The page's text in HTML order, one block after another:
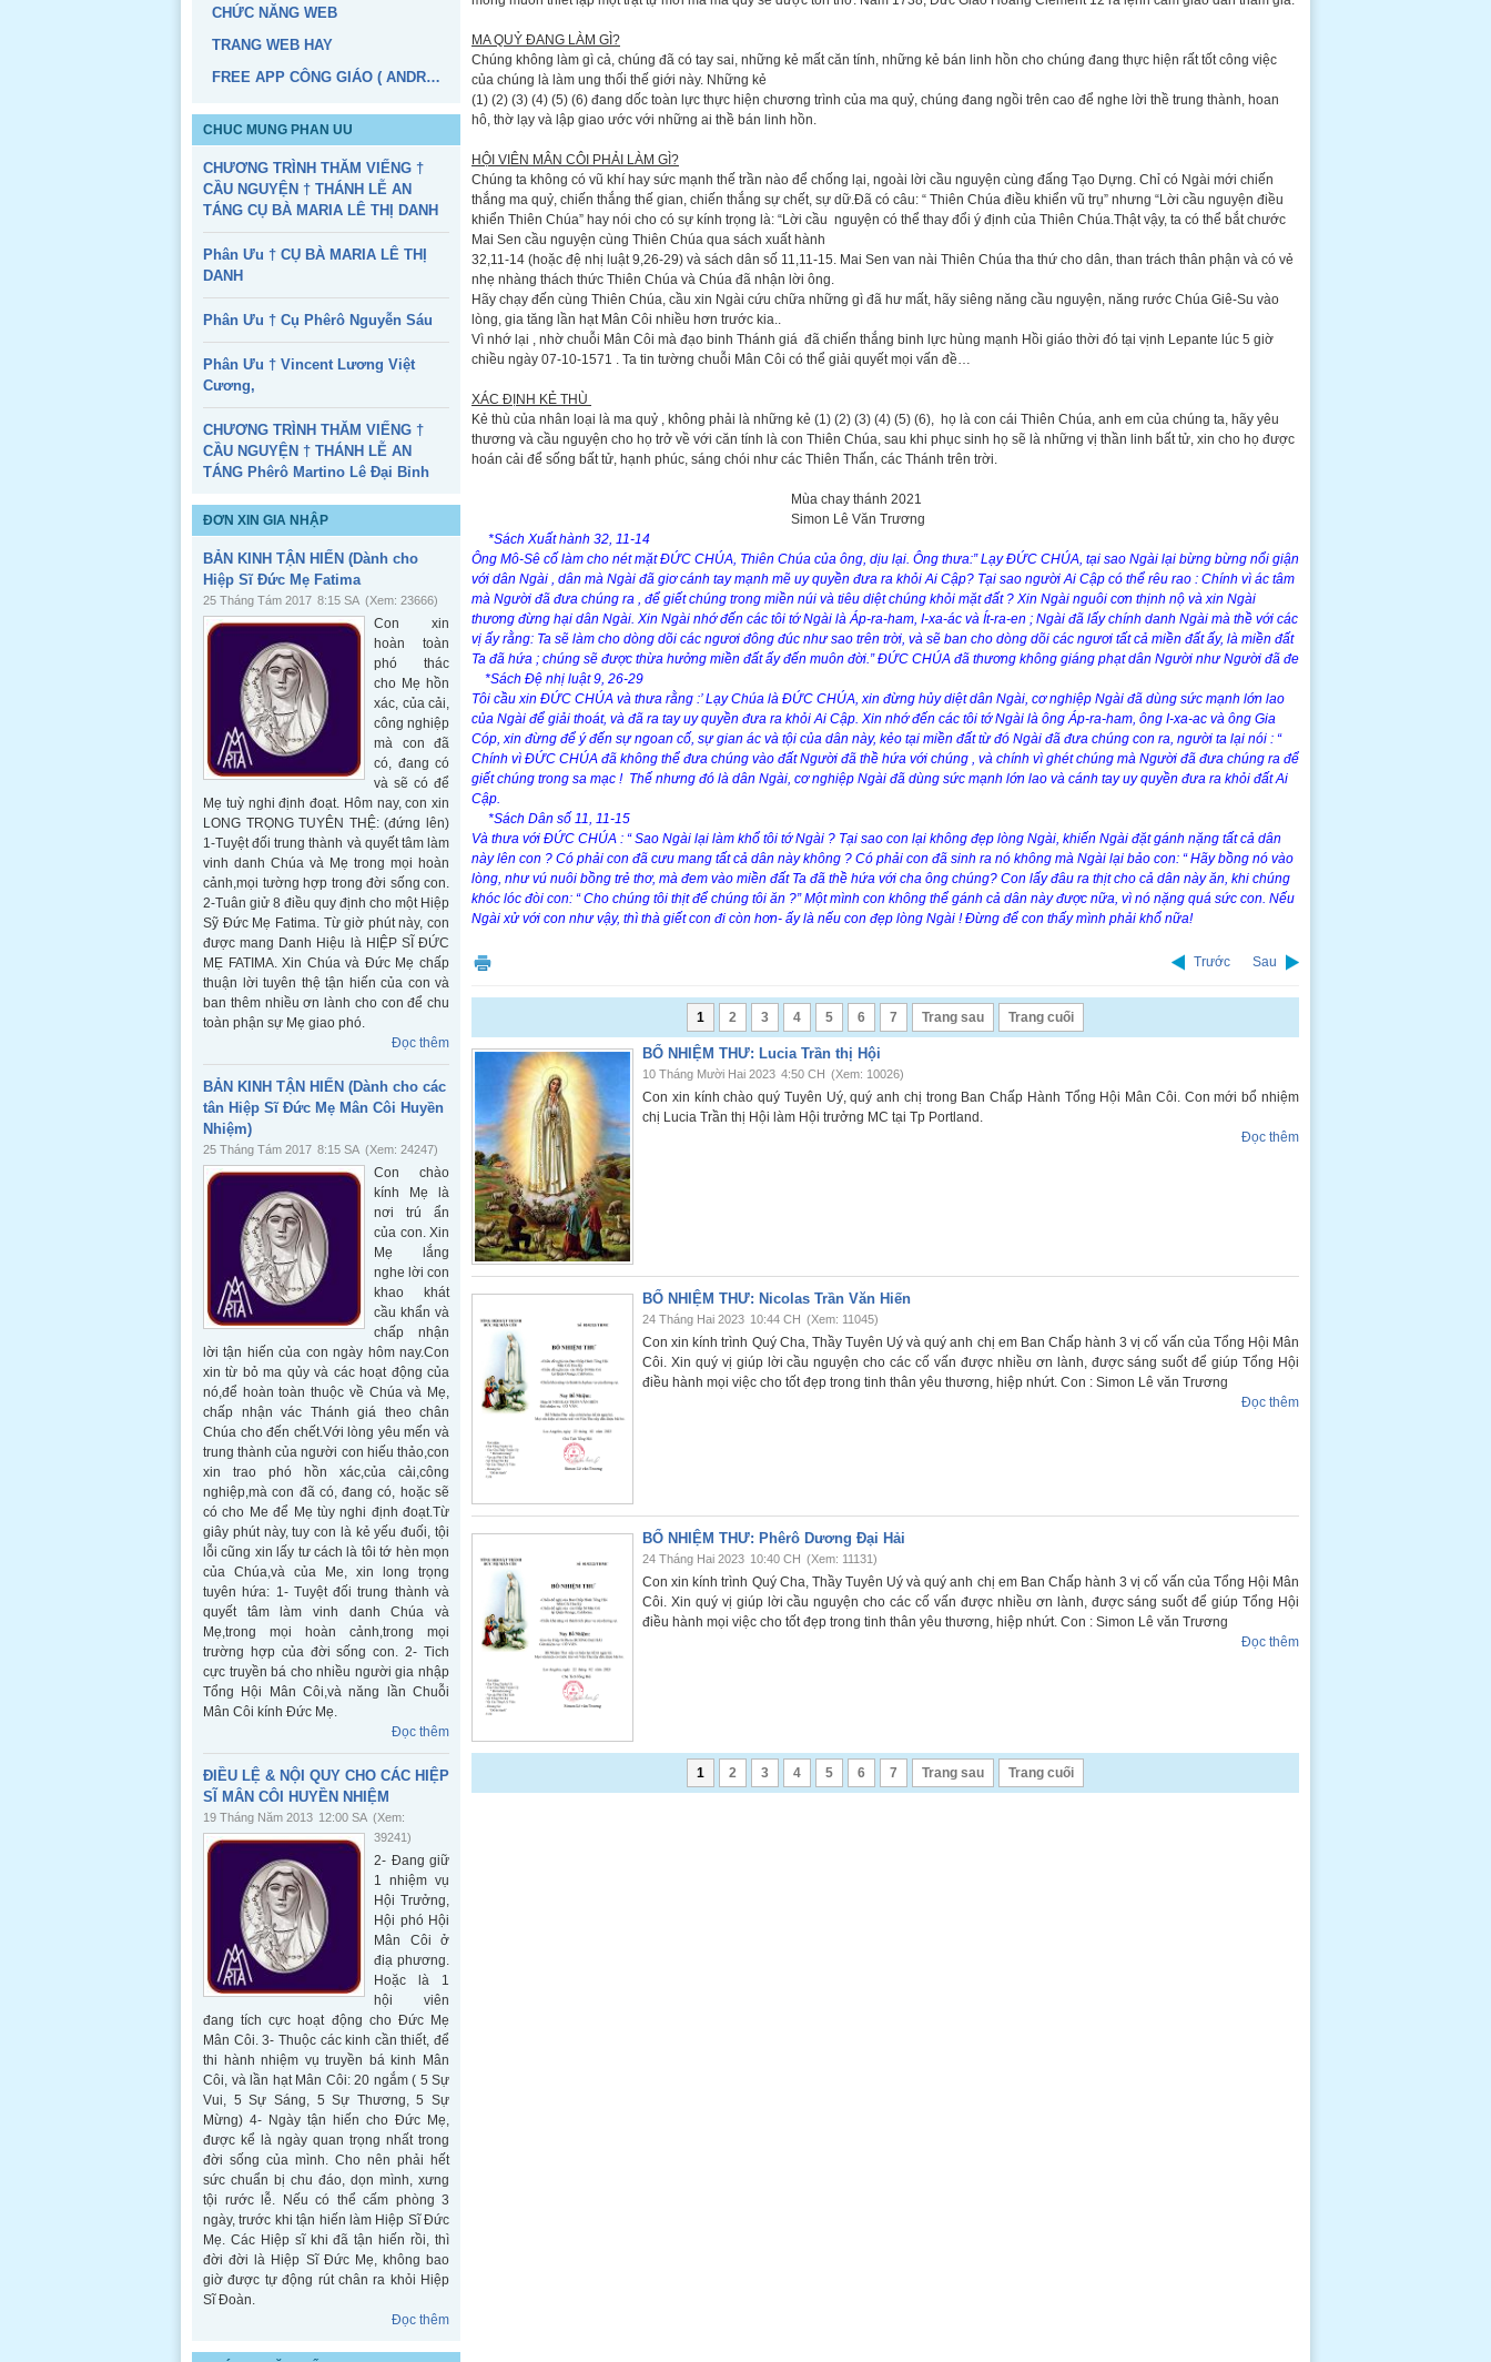
CHỨC NĂNG WEB
TRANG WEB HAY
FREE APP CÔNG GIÁO ( ANDROID, IOS)
CHUC MUNG PHAN UU
CHƯƠNG TRÌNH THĂM VIẾNG †
CẦU NGUYỆN † THÁNH LỄ AN
TÁNG CỤ BÀ MARIA LÊ THỊ DANH
Phân Ưu † CỤ BÀ MARIA LÊ THỊ
DANH
Phân Ưu † Cụ Phêrô Nguyễn Sáu
Phân Ưu † Vincent Lương Việt
Cương,
CHƯƠNG TRÌNH THĂM VIẾNG †
CẦU NGUYỆN † THÁNH LỄ AN
TÁNG Phêrô Martino Lê Đại Bỉnh
ĐƠN XIN GIA NHẬP
BẢN KINH TẬN HIẾN (Dành cho
Hiệp Sĩ Đức Mẹ Fatima
25 Tháng Tám 2017 8:15 SA (Xem: 23666)
Con xin
hoàn toàn
phó thác
cho Mẹ hồn
xác, của cải,
công nghiệp
mà con đã
có, đang có
và sẽ có để
Mẹ tuỳ nghi định đoạt. Hôm nay, con xin
LONG TRỌNG TUYÊN THỆ: (đứng lên)
1-Tuyệt đối trung thành và quyết tâm làm
vinh danh Chúa và Mẹ trong mọi hoàn
cảnh,mọi tường hợp trong đời sống con.
2-Tuân giử 8 điều quy định cho một Hiệp
Sỹ Đức Mẹ Fatima. Từ giờ phút này, con
được mang Danh Hiệu là HIỆP SĨ ĐỨC
MẸ FATIMA. Xin Chúa và Đức Mẹ chấp
thuận lời tuyên thệ tận hiến của con và
ban thêm nhiều ơn lành cho con để chu
toàn phận sự Mẹ giao phó.
Đọc thêm
BẢN KINH TẬN HIẾN (Dành cho các
tân Hiệp Sĩ Đức Mẹ Mân Côi Huyền
Nhiệm)
25 Tháng Tám 2017 8:15 SA (Xem: 24247)
Con chào
kính Mẹ là
nơi trú ẩn
của con. Xin
Mẹ lắng
nghe lời con
khao khát
cầu khẩn và
chấp nhận
lời tận hiến của con ngày hôm nay.Con
xin từ bỏ ma qủy và các hoạt động của
nó,để hoàn toàn thuộc về Chúa và Mẹ,
chấp nhận vác Thánh giá theo chân
Chúa cho đến chết.Với lòng yêu mến và
trung thành của người con hiếu thảo,con
xin trao phó hồn xác,của cải,công
nghiệp,mà con đã có, đang có, hoặc sẽ
có cho Me để Mẹ tùy nghi định đoạt.Từ
giây phút này, tuy con là kẻ yếu đuối, tội
lỗi cũng xin lấy tư cách là tôi tớ hèn mọn
của Chúa,và của Me, xin long trọng
tuyên hứa: 1- Tuyệt đối trung thành và
quyết tâm làm vinh danh Chúa và
Mẹ,trong mọi hoàn cảnh,trong mọi
trường hợp của đời sống con. 2- Tich
cực truyền bá cho nhiều người gia nhập
Tổng Hội Mân Côi,và năng lần Chuỗi
Mân Côi kính Đức Mẹ.
Đọc thêm
ĐIỀU LỆ & NỘI QUY CHO CÁC HIỆP
SĨ MÂN CÔI HUYỀN NHIỆM
19 Tháng Năm 2013 12:00 SA (Xem:
39241)
2- Đang giữ
1 nhiệm vụ
Hội Trưởng,
Hội phó Hội
Mân Côi ở
điạ phương.
Hoặc là 1
hội viên
đang tích cực hoạt động cho Đức Mẹ
Mân Côi. 3- Thuộc các kinh cần thiết, để
thi hành nhiệm vụ truyền bá kinh Mân
Côi, và lần hạt Mân Côi: 20 ngắm ( 5 Sự
Vui, 5 Sự Sáng, 5 Sự Thương, 5 Sự
Mừng) 4- Ngày tận hiến cho Đức Mẹ,
được kể là ngày quan trọng nhất trong
đời sống của mình. Cho nên phải hết
sức chuẩn bị chu đáo, dọn mình, xưng
tội rước lễ. Nếu có thể cấm phòng 3
ngày, trước khi tận hiến làm Hiệp Sĩ Đức
Mẹ. Các Hiệp sĩ khi đã tận hiến rồi, thì
đời đời là Hiệp Sĩ Đức Mẹ, không bao
giờ được tự động rút chân ra khỏi Hiệp
Sĩ Đoàn.
Đọc thêm
MA QUỶ ĐANG LÀM GÌ?
Chúng không làm gì cả, chúng đã có tay sai, những kẻ mất căn tính, những kẻ bán linh hồn cho chúng đang thực hiện rất tốt công việc
của chúng là làm ung thối thế giới này. Những kẻ
(1) (2) (3) (4) (5) (6) đang dốc toàn lực thực hiện chương trình của ma quỷ, chúng đang ngồi trên cao để nghe lời thề trung thành, hoan
hô, thờ lạy và lập giao ước với những ai thề bán linh hồn.
HỘI VIÊN MÂN CÔI PHẢI LÀM GÌ?
Chúng ta không có vũ khí hay sức mạnh thế trần nào để chống lại, ngoài lời cầu nguyện cùng đấng Tạo Dựng. Chỉ có Ngài mới chiến
thắng ma quỷ, chiến thắng thế gian, chiến thắng sự chết, sự dữ.Đã có câu: “ Thiên Chúa điều khiển vũ trụ” nhưng “Lời cầu nguyện điều
khiển Thiên Chúa” hay nói cho có sự kính trọng là: “Lời cầu nguyện có thể thay đổi ý định của Thiên Chúa.Thật vậy, ta có thể bắt chước
Mai Sen cầu nguyện cùng Thiên Chúa qua sách xuất hành
32,11-14 (hoặc đệ nhị luật 9,26-29) và sách dân số 11,11-15. Mai Sen van nài Thiên Chúa tha thứ cho dân, than trách thân phận và có vẻ
nhẹ nhàng thách thức Thiên Chúa và Chúa đã nhận lời ông.
Hãy chạy đến cùng Thiên Chúa, cầu xin Ngài cứu chữa những gì đã hư mất, hãy siêng năng cầu nguyện, năng rước Chúa Giê-Su vào
lòng, gia tăng lần hạt Mân Côi nhiều hơn trước kia..
Vì nhớ lại , nhờ chuỗi Mân Côi mà đạo binh Thánh giá đã chiến thắng binh lực hùng mạnh Hồi giáo thời đó tại vịnh Lepante lúc 5 giờ
chiều ngày 07-10-1571 . Ta tin tường chuỗi Mân Côi có thể giải quyết mọi vấn đề…
XÁC ĐỊNH KẺ THÙ
Kẻ thù của nhân loại là ma quỷ , không phải là những kẻ (1) (2) (3) (4) (5) (6), họ là con cái Thiên Chúa, anh em của chúng ta, hãy yêu
thương và cầu nguyện cho họ trở về với căn tính là con Thiên Chúa, sau khi phục sinh họ sẽ là những vị thần linh bất tử, xin cho họ được
hoán cải để sống bất tử, hạnh phúc, sáng chói như các Thiên Thấn, các Thánh trên trời.
Mùa chay thánh 2021
Simon Lê Văn Trương
*Sách Xuất hành 32, 11-14
Ông Mô-Sê cố làm cho nét mặt ĐỨC CHÚA, Thiên Chúa của ông, dịu lại. Ông thưa:” Lạy ĐỨC CHÚA, tại sao Ngài lại bừng bừng nổi giận
với dân Ngài , dân mà Ngài đã giơ cánh tay mạnh mẽ uy quyền đưa ra khỏi Ai Cập? Tại sao người Ai Cập có thể rêu rao : Chính vì ác tâm
mà Người đã đưa chúng ra , để giết chúng trong miền núi và tiêu diệt chúng khỏi mặt đất ? Xin Ngài nguôi cơn thịnh nộ và xin Ngài
thương đừng hại dân Ngài. Xin Ngài nhớ đến các tôi tớ Ngài là Áp-ra-ham, I-xa-ác và Ít-ra-en ; Ngài đã lấy chính danh Ngài mà thề với các
vị ấy rằng: Ta sẽ làm cho dòng dõi các ngươi đông đúc như sao trên trời, và sẽ ban cho dòng dõi các ngươi tất cả miền đất ấy, là miền đất
Ta đã hứa ; chúng sẽ được thừa hưởng miền đất ấy đến muôn đời.” ĐỨC CHÚA đã thương không giáng phạt dân Người như Người đã đe
*Sách Đệ nhị luật 9, 26-29
Tôi cầu xin ĐỨC CHÚA và thưa rằng :’ Lạy Chúa là ĐỨC CHÚA, xin đừng hủy diệt dân Ngài, cơ nghiệp Ngài đã dùng sức mạnh lớn lao
của Ngài để giải thoát, và đã ra tay uy quyền đưa ra khỏi Ai Cập. Xin nhớ đến các tôi tớ Ngài là ông Áp-ra-ham, ông I-xa-ac và ông Gia
Cóp, xin đừng để ý đến sự ngoan cố, sự gian ác và tội của dân này, kẻo tại miền đất từ đó Ngài đã đưa chúng con ra, người ta lại nói : “
Chính vì ĐỨC CHÚA đã không thể đưa chúng vào đất Người đã thề hứa với chúng , và chính vì ghét chúng mà Người đã đưa chúng ra để
giết chúng trong sa mạc ! Thế nhưng đó là dân Ngài, cơ nghiệp Ngài đã dùng sức mạnh lớn lao và cánh tay uy quyền đưa ra khỏi đất Ai
Cập.
*Sách Dân số 11, 11-15
Và thưa với ĐỨC CHÚA : “ Sao Ngài lại làm khổ tôi tớ Ngài ? Tại sao con lại không đẹp lòng Ngài, khiến Ngài đặt gánh nặng tất cả dân
này lên con ? Có phải con đã cưu mang tất cả dân này không ? Có phải con đã sinh ra nó không mà Ngài lại bảo con: “ Hãy bồng nó vào
lòng, như vú nuôi bồng trẻ thơ, mà đem vào miền đất Ta đã thề hứa với cha ông chúng? Con lấy đâu ra thịt cho cả dân này ăn, khi chúng
khóc lóc đòi con: “ Cho chúng tôi thịt để chúng tôi ăn ?” Một mình con không thể gánh cả dân này được nữa, vì nó nặng quá sức con. Nếu
Ngài xử với con như vậy, thì thà giết con đi còn hơn- ấy là nếu con đẹp lòng Ngài ! Đừng để con thấy mình phải khổ nữa!
Trước Sau
1 2 3 4 5 6 7 Trang sau Trang cuối
BỔ NHIỆM THƯ: Lucia Trần thị Hội
10 Tháng Mười Hai 2023 4:50 CH (Xem: 10026)
Con xin kính chào quý Tuyên Uý, quý anh chị trong Ban Chấp Hành Tổng Hội Mân Côi. Con mới bổ nhiệm
chị Lucia Trần thị Hội làm Hội trưởng MC tại Tp Portland.
Đọc thêm
BỔ NHIỆM THƯ: Nicolas Trần Văn Hiến
24 Tháng Hai 2023 10:44 CH (Xem: 11045)
Con xin kính trình Quý Cha, Thầy Tuyên Uý và quý anh chị em Ban Chấp hành 3 vị cố vấn của Tổng Hội Mân
Côi. Xin quý vị giúp lời cầu nguyện cho các cố vấn được nhiều ơn lành, được sáng suốt để giúp Tổng Hội
điều hành mọi việc cho tốt đẹp trong tinh thân yêu thương, hiệp nhứt. Con : Simon Lê văn Trương
Đọc thêm
BỔ NHIỆM THƯ: Phêrô Dương Đại Hải
24 Tháng Hai 2023 10:40 CH (Xem: 11131)
Con xin kính trình Quý Cha, Thầy Tuyên Uý và quý anh chị em Ban Chấp hành 3 vị cố vấn của Tổng Hội Mân
Côi. Xin quý vị giúp lời cầu nguyện cho các cố vấn được nhiều ơn lành, được sáng suốt để giúp Tổng Hội
điều hành mọi việc cho tốt đẹp trong tinh thân yêu thương, hiệp nhứt. Con : Simon Lê văn Trương
Đọc thêm
1 2 3 4 5 6 7 Trang sau Trang cuối